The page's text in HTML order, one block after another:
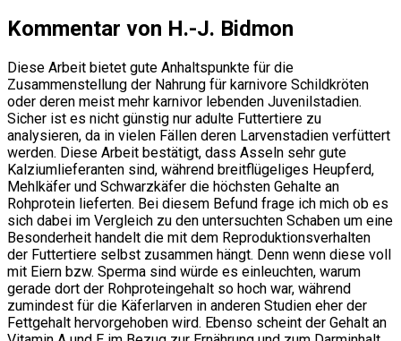
Kommentar von H.-J. Bidmon
Diese Arbeit bietet gute Anhaltspunkte für die
Zusammenstellung der Nahrung für karnivore Schildkröten
oder deren meist mehr karnivor lebenden Juvenilstadien.
Sicher ist es nicht günstig nur adulte Futtertiere zu
analysieren, da in vielen Fällen deren Larvenstadien verfüttert
werden. Diese Arbeit bestätigt, dass Asseln sehr gute
Kalziumlieferanten sind, während breitflügeliges Heupferd,
Mehlkäfer und Schwarzkäfer die höchsten Gehalte an
Rohprotein lieferten. Bei diesem Befund frage ich mich ob es
sich dabei im Vergleich zu den untersuchten Schaben um eine
Besonderheit handelt die mit dem Reproduktionsverhalten
der Futtertiere selbst zusammen hängt. Denn wenn diese voll
mit Eiern bzw. Sperma sind würde es einleuchten, warum
gerade dort der Rohproteingehalt so hoch war, während
zumindest für die Käferlarven in anderen Studien eher der
Fettgehalt hervorgehoben wird. Ebenso scheint der Gehalt an